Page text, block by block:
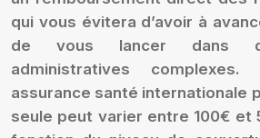
qui vous évitera d’avoir à
de vous lancer dans
administratives
assurance santé internationale
seule peut varier entre 100€ et